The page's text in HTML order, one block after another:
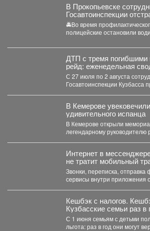
В Прокопьевске
Госавтоинспекции
несовершеннолетнего от
питбайком
🚔Во время
полицейские остановили
подросток, который...
ДТП с тремя погибшими
рейд: еженедельная
Госавтоинспекции
С 27 июля по 2 августа
Госавтоинспекции Кузбасса
В Кемерове
удивительного испанца
В Кемерове открыли
легендарному руководителю
Интернет в
не тратит мобильный
Звонки, переписка,
сервисы внутри приложения
Кешбэк с налогов.
Кузбасские семьи раз в
часть уплаченных денег
С 1 июня семьям с детьми
льгота: раз в год они могут